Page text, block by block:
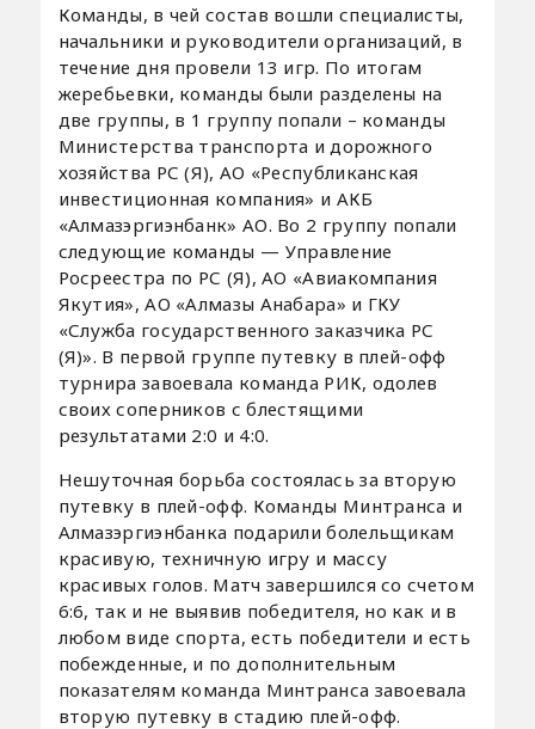
Команды, в чей состав вошли специалисты,
начальники и руководители организаций, в
течение дня провели 13 игр. По итогам
жеребьевки, команды были разделены на
две группы, в 1 группу попали – команды
Министерства транспорта и дорожного
хозяйства РС (Я), АО «Республиканская
инвестиционная компания» и АКБ
«Алмазэргиэнбанк» АО. Во 2 группу попали
следующие команды — Управление
Росреестра по РС (Я), АО «Авиакомпания
Якутия», АО «Алмазы Анабара» и ГКУ
«Служба государственного заказчика РС
(Я)». В первой группе путевку в плей-офф
турнира завоевала команда РИК, одолев
своих соперников с блестящими
результатами 2:0 и 4:0.
Нешуточная борьба состоялась за вторую
путевку в плей-офф. Команды Минтранса и
Алмазэргиэнбанка подарили болельщикам
красивую, техничную игру и массу
красивых голов. Матч завершился со счетом
6:6, так и не выявив победителя, но как и в
любом виде спорта, есть победители и есть
побежденные, и по дополнительным
показателям команда Минтранса завоевала
вторую путевку в стадию плей-офф.